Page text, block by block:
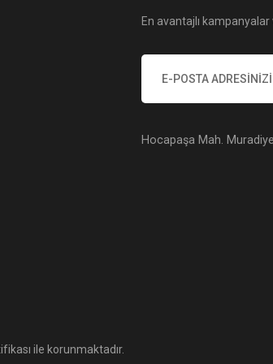
En avantajlı
Hocapaşa Mah.
ile korunmaktadır.